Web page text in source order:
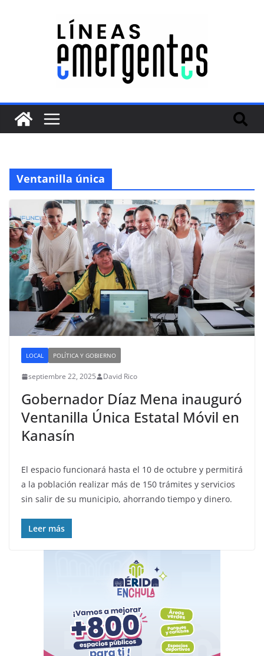
Ventanilla única
LOCAL POLÍTICA Y GOBIERNO
septiembre 22, 2025 David Rico
Gobernador Díaz Mena inauguró
Ventanilla Única Estatal Móvil en
Kanasín
El espacio funcionará hasta el 10 de octubre y permitirá
a la población realizar más de 150 trámites y servicios
sin salir de su municipio, ahorrando tiempo y dinero.
Leer más